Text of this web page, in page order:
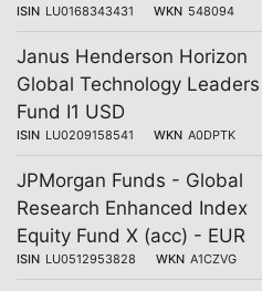
ISIN LU0168343431 WKN 548094
Janus Henderson Horizon
Global Technology Leaders
Fund I1 USD
ISIN LU0209158541 WKN A0DPTK
JPMorgan Funds - Global
Research Enhanced Index
Equity Fund X (acc) - EUR
ISIN LU0512953828 WKN A1CZVG